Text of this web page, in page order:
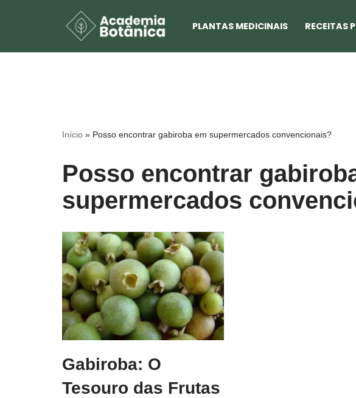
para
PLANTAS MEDICINAIS RECEITAS
Início » Posso encontrar gabiroba em supermercados convencionais?
Posso encontrar
supermercados
Gabiroba: O
Tesouro das Frutas